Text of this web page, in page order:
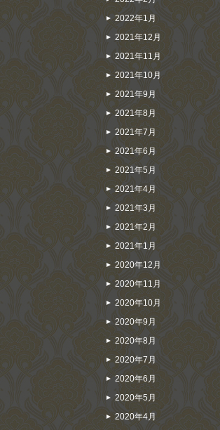
2022年1月
2021年12月
2021年11月
2021年10月
2021年9月
2021年8月
2021年7月
2021年6月
2021年5月
2021年4月
2021年3月
2021年2月
2021年1月
2020年12月
2020年11月
2020年10月
2020年9月
2020年8月
2020年7月
2020年6月
2020年5月
2020年4月